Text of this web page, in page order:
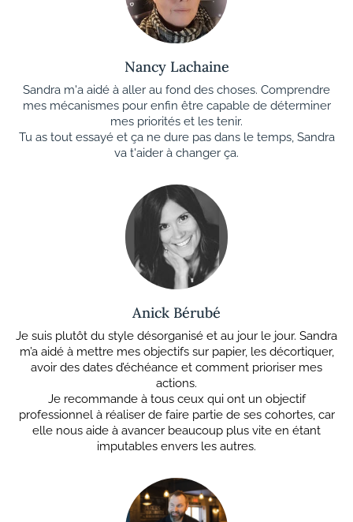
Nancy Lachaine
Sandra m'a aidé à aller au fond des choses. Comprendre
mes mécanismes pour enfin être capable de déterminer
mes priorités et les tenir.
Tu as tout essayé et ça ne dure pas dans le temps, Sandra
va t'aider à changer ça.
Anick Bérubé
Je suis plutôt du style désorganisé et au jour le jour. Sandra
m’a aidé à mettre mes objectifs sur papier, les décortiquer,
avoir des dates d’échéance et comment prioriser mes
actions.
Je recommande à tous ceux qui ont un objectif
professionnel à réaliser de faire partie de ses cohortes, car
elle nous aide à avancer beaucoup plus vite en étant
imputables envers les autres.